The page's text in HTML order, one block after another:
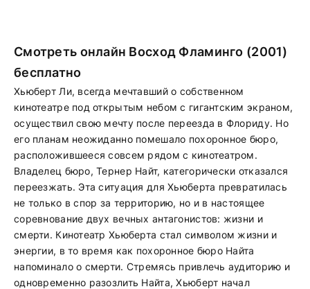
Смотреть онлайн Восход Фламинго (2001)
бесплатно
Хьюберт Ли, всегда мечтавший о собственном
кинотеатре под открытым небом с гигантским экраном,
осуществил свою мечту после переезда в Флориду. Но
его планам неожиданно помешало похоронное бюро,
расположившееся совсем рядом с кинотеатром.
Владелец бюро, Тернер Найт, категорически отказался
переезжать. Эта ситуация для Хьюберта превратилась
не только в спор за территорию, но и в настоящее
соревнование двух вечных антагонистов: жизни и
смерти. Кинотеатр Хьюберта стал символом жизни и
энергии, в то время как похоронное бюро Найта
напоминало о смерти. Стремясь привлечь аудиторию и
одновременно разозлить Найта, Хьюберт начал